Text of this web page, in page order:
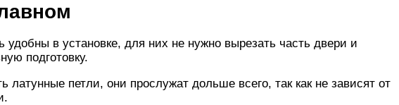
удобны в установке, для них не нужно вырезать часть двери и
подготовку.
латунные петли, они прослужат дольше всего, так как не зависят от